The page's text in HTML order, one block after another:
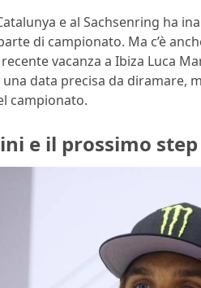
e al Sachsenring ha
di campionato. Ma c’è
vacanza a Ibiza Luca
una data precisa da
campionato.
e il prossimo